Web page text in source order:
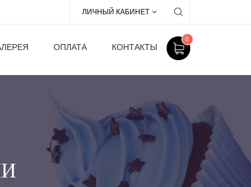
ЛИЧНЫЙ КАБИНЕТ
ОПЛАТА КОНТАКТЫ
0